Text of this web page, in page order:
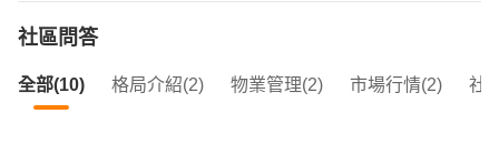
社區問答
全部(10) 格局介紹(2) 物業管理(2) 市場行情(2) 社